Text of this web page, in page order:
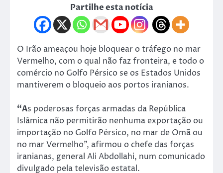
Partilhe esta notícia
O Irão ameaçou hoje bloquear o tráfego no mar
Vermelho, com o qual não faz fronteira, e todo o
comércio no Golfo Pérsico se os Estados Unidos
mantiverem o bloqueio aos portos iranianos.
“As poderosas forças armadas da República
Islâmica não permitirão nenhuma exportação ou
importação no Golfo Pérsico, no mar de Omã ou
no mar Vermelho”, afirmou o chefe das forças
iranianas, general Ali Abdollahi, num comunicado
divulgado pela televisão estatal.